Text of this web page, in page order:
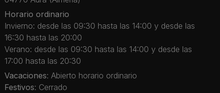
Horario ordinario
Invierno: desde las 09:30 hasta las 14:00 y desde las
16:30 hasta las 20:00
Verano: desde las 09:30 hasta las 14:00 y desde las
17:00 hasta las 20:30
Vacaciones: Abierto horario ordinario
Festivos: Cerrado